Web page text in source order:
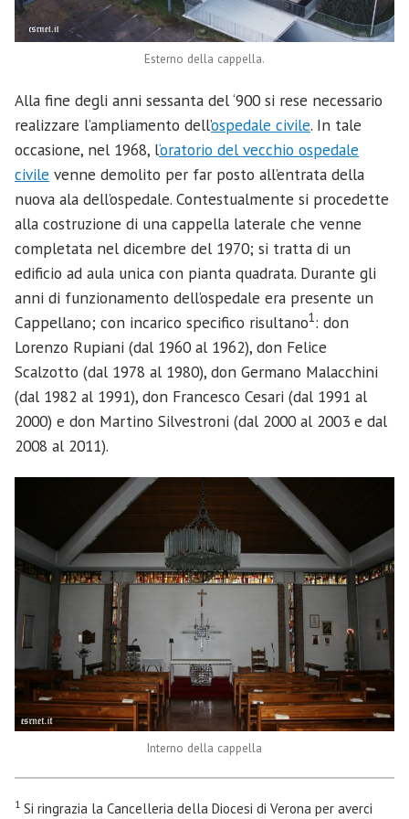
Esterno della cappella.
Alla fine degli anni sessanta del ‘900 si rese necessario
realizzare l’ampliamento dell’ospedale civile. In tale
occasione, nel 1968, l‘oratorio del vecchio ospedale
civile venne demolito per far posto all’entrata della
nuova ala dell’ospedale. Contestualmente si procedette
alla costruzione di una cappella laterale che venne
completata nel dicembre del 1970; si tratta di un
edificio ad aula unica con pianta quadrata. Durante gli
anni di funzionamento dell’ospedale era presente un
Cappellano; con incarico specifico risultano1: don
Lorenzo Rupiani (dal 1960 al 1962), don Felice
Scalzotto (dal 1978 al 1980), don Germano Malacchini
(dal 1982 al 1991), don Francesco Cesari (dal 1991 al
2000) e don Martino Silvestroni (dal 2000 al 2003 e dal
2008 al 2011).
Interno della cappella
1 Si ringrazia la Cancelleria della Diocesi di Verona per averci